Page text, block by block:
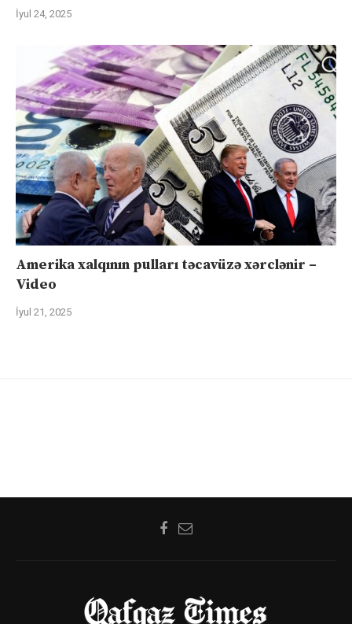
İyul 24, 2025
Amerika xalqının pulları təcavüzə xərclənir –
Video
İyul 21, 2025